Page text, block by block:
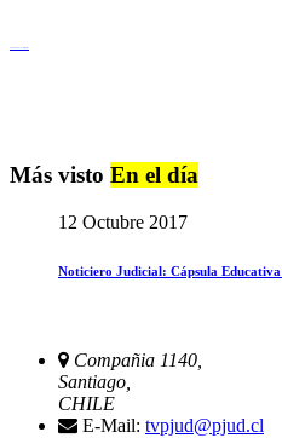
Más visto En el día
12 Octubre 2017
Noticiero Judicial: Cápsula Educativa
Compañia 1140,
Santiago,
CHILE
E-Mail: tvpjud@pjud.cl